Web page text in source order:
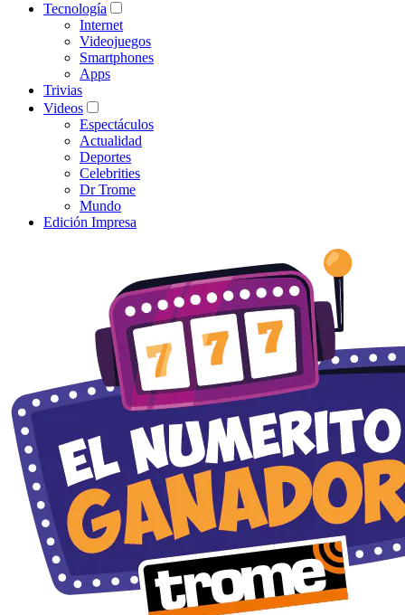
Tecnología
Internet
Videojuegos
Smartphones
Apps
Trivias
Videos
Espectáculos
Actualidad
Deportes
Celebrities
Dr Trome
Mundo
Edición Impresa